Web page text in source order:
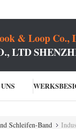
& Loop Co.,
LTD
Schleifen-Band